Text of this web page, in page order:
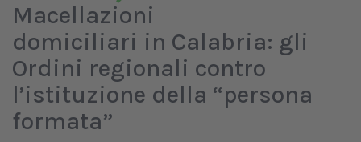
Macellazioni
domiciliari in Calabria: gli
Ordini regionali contro
l’istituzione della “persona
formata”